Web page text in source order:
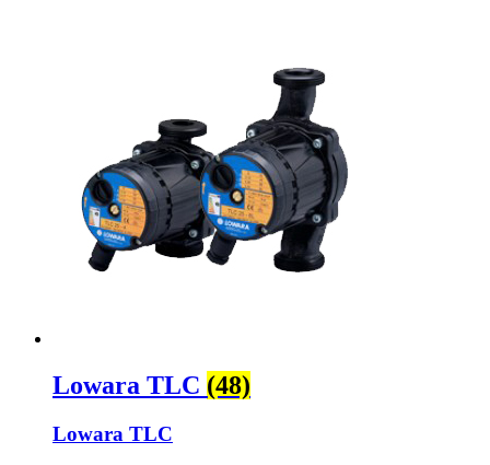
Lowara TLC (48)
Lowara TLC